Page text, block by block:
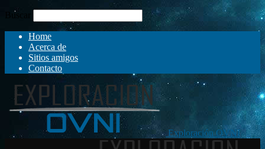
Buscar
Home
Acerca de
Sitios amigos
Contacto
Exploración OVNI